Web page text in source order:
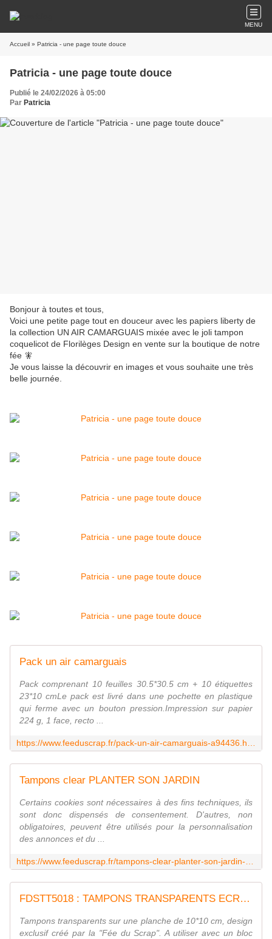
MENU
Accueil » Patricia - une page toute douce
Patricia - une page toute douce
Publié le 24/02/2026 à 05:00
Par Patricia
Bonjour à toutes et tous,
Voici une petite page tout en douceur avec les papiers liberty de
la collection UN AIR CAMARGUAIS mixée avec le joli tampon
coquelicot de Florilèges Design en vente sur la boutique de notre
fée 🧚
Je vous laisse la découvrir en images et vous souhaite une très
belle journée.
Pack un air camarguais
Pack comprenant 10 feuilles 30.5*30.5 cm + 10 étiquettes
23*10 cmLe pack est livré dans une pochette en plastique
qui ferme avec un bouton pression.Impression sur papier
224 g, 1 face, recto ...
Tampons clear PLANTER SON JARDIN
Certains cookies sont nécessaires à des fins techniques, ils
sont donc dispensés de consentement. D'autres, non
obligatoires, peuvent être utilisés pour la personnalisation
des annonces et du ...
FDSTT5018 : TAMPONS TRANSPARENTS ECRITURE FEE DU SCRAP
Tampons transparents sur une planche de 10*10 cm, design
exclusif créé par la "Fée du Scrap". A utiliser avec un bloc